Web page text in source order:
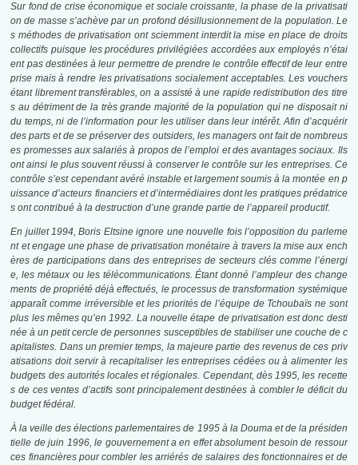
Sur fond de crise économique et sociale croissante, la phase de la privatisati
on de masse s’achève par un profond désillusionnement de la population. Le
s méthodes de privatisation ont sciemment interdit la mise en place de droits
collectifs puisque les procédures privilégiées accordées aux employés n’étai
ent pas destinées à leur permettre de prendre le contrôle effectif de leur entre
prise mais à rendre les privatisations socialement acceptables. Les vouchers
étant librement transférables, on a assisté à une rapide redistribution des titre
s au détriment de la très grande majorité de la population qui ne disposait ni
du temps, ni de l’information pour les utiliser dans leur intérêt. Afin d’acquérir
des parts et de se préserver des outsiders, les managers ont fait de nombreus
es promesses aux salariés à propos de l’emploi et des avantages sociaux. Ils
ont ainsi le plus souvent réussi à conserver le contrôle sur les entreprises. Ce
contrôle s’est cependant avéré instable et largement soumis à la montée en p
uissance d’acteurs financiers et d’intermédiaires dont les pratiques prédatrice
s ont contribué à la destruction d’une grande partie de l’appareil productif.
En juillet 1994, Boris Eltsine ignore une nouvelle fois l’opposition du parleme
nt et engage une phase de privatisation monétaire à travers la mise aux ench
ères de participations dans des entreprises de secteurs clés comme l’énergi
e, les métaux ou les télécommunications. Étant donné l’ampleur des change
ments de propriété déjà effectués, le processus de transformation systémique
apparaît comme irréversible et les priorités de l’équipe de Tchoubaïs ne sont
plus les mêmes qu’en 1992. La nouvelle étape de privatisation est donc desti
née à un petit cercle de personnes susceptibles de stabiliser une couche de c
apitalistes. Dans un premier temps, la majeure partie des revenus de ces priv
atisations doit servir à recapitaliser les entreprises cédées ou à alimenter les
budgets des autorités locales et régionales. Cependant, dès 1995, les recette
s de ces ventes d’actifs sont principalement destinées à combler le déficit du
budget fédéral.
À la veille des élections parlementaires de 1995 à la Douma et de la présiden
tielle de juin 1996, le gouvernement a en effet absolument besoin de ressour
ces financières pour combler les arriérés de salaires des fonctionnaires et de